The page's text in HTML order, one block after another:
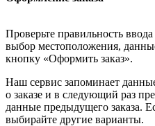
Проверьте правильность
выбор местоположения,
кнопку «Оформить заказ».
Наш сервис запоминает
о заказе и в следующий раз
данные предыдущего заказа.
выбирайте другие варианты.